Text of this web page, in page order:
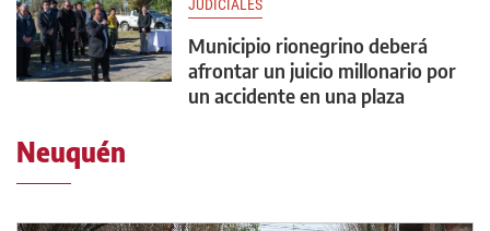
JUDICIALES
Municipio rionegrino deberá
afrontar un juicio millonario por
un accidente en una plaza
Neuquén